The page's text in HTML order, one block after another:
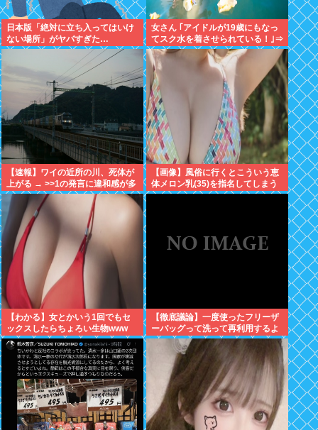
日本版「絶対に立ち入ってはいけ
ない場所」がヤバすぎた…
女さん ｢アイドルが19歳にもなっ
てスク水を着させられている！｣⇒
結果ｗｗｗ
【速報】ワイの近所の川、死体が
上がる → >>1の発言に違和感が多
くスレ内も騒然⇒・・！！！
【画像】風俗に行くとこういう恵
体メロン乳(35)を指名してしまう
奴www
【わかる】女とかいう1回でもセ
ックスしたらちょろい生物www
【徹底議論】一度使ったフリーザ
ーバッグって洗って再利用するよ
な？